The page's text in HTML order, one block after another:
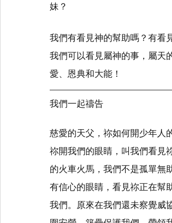
妹？
我們有看見神的幫助嗎？有看
我們可以看見屬神的事，屬天
愛、恩典和大能！
我們一起禱告
慈愛的天父，祢如何開少年人
祢開我們的眼睛，叫我們看見
的火車火馬，我們不是孤單無
有信心的眼睛，看見祢正在幫
我們。原來在我們還未察覺威